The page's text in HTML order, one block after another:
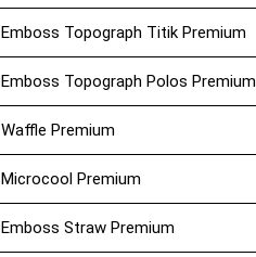
Emboss Topograph Titik Premium
Emboss Topograph Polos Premium
Waffle Premium
Microcool Premium
Emboss Straw Premium